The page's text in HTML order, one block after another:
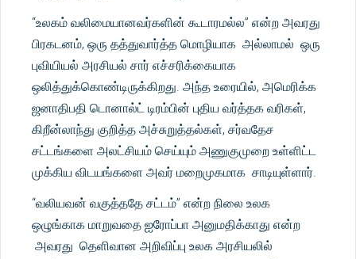
“உலகம் வலிமையானவர்களின் கூடாரமல்ல” என்ற அவரது
பிரகடனம், ஒரு தத்துவார்த்த மொழியாக அல்லாமல் ஒரு
புவியியல் அரசியல் சார் எச்சரிக்கையாக
ஒலித்துக்கொண்டிருக்கிறது. அந்த உரையில், அமெரிக்க
ஜனாதிபதி டொனால்ட் டிரம்பின் புதிய வர்த்தக வரிகள்,
கிறீன்லாந்து குறித்த அச்சுறுத்தல்கள், சர்வதேச
சட்டங்களை அலட்சியம் செய்யும் அணுகுமுறை உள்ளிட்ட
முக்கிய விடயங்களை அவர் மறைமுகமாக சாடியுள்ளார்.
“வலியவன் வகுத்ததே சட்டம்” என்ற நிலை உலக
ஒழுங்காக மாறுவதை ஐரோப்பா அனுமதிக்காது என்ற
அவரது தெளிவான அறிவிப்பு உலக அரசியலில்